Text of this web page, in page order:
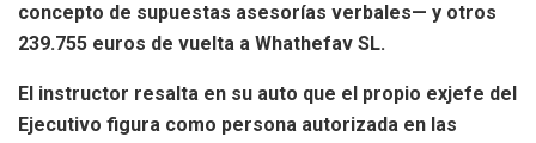
concepto de supuestas asesorías verbales— y otros
239.755 euros de vuelta a Whathefav SL.
El instructor resalta en su auto que el propio exjefe del
Ejecutivo figura como persona autorizada en las